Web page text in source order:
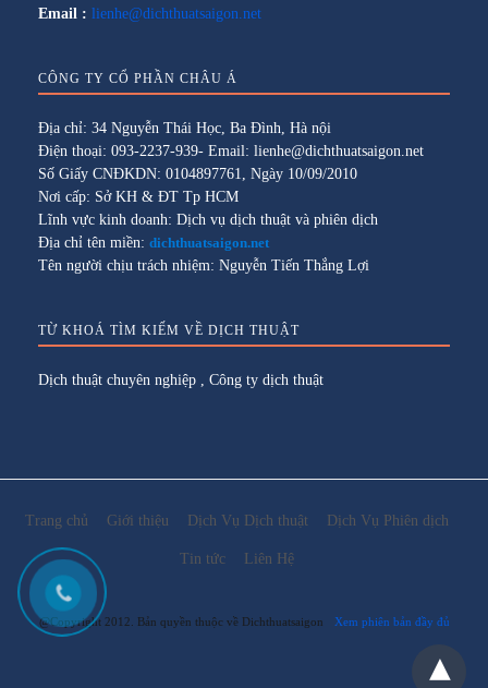
Email : lienhe@dichthuatsaigon.net
CÔNG TY CỔ PHẦN CHÂU Á
Địa chỉ: 34 Nguyễn Thái Học, Ba Đình, Hà nội
Điện thoại: 093-2237-939- Email: lienhe@dichthuatsaigon.net
Số Giấy CNĐKDN: 0104897761, Ngày 10/09/2010
Nơi cấp: Sở KH & ĐT Tp HCM
Lĩnh vực kinh doanh: Dịch vụ dịch thuật và phiên dịch
Địa chỉ tên miền: dichthuatsaigon.net
Tên người chịu trách nhiệm: Nguyễn Tiến Thắng Lợi
TỪ KHOÁ TÌM KIẾM VỀ DỊCH THUẬT
Dịch thuật chuyên nghiệp Công ty dịch thuật
Trang chủ Giới thiệu Dịch Vụ Dịch thuật Dịch Vụ Phiên dịch
Tin tức Liên Hệ
@Copyright 2012. Bản quyền thuộc về Dichthuatsaigon Xem phiên bản đầy đủ